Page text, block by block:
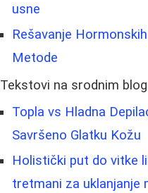
usne
Rešavanje
Metode
Tekstovi na srodnim
Topla vs Hladna
Savršeno Glatku Kožu
Holistički put do vitke
tretmani za uklanjanje